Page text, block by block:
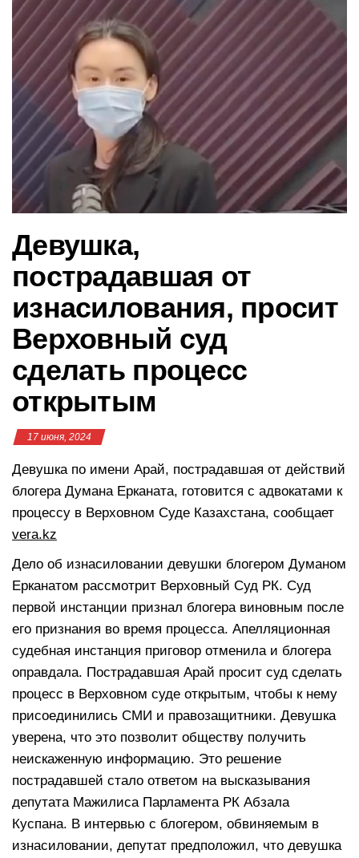
а
ц
и
ю
Девушка,
пострадавшая от
изнасилования, просит
Верховный суд
сделать процесс
открытым
17 июня, 2024
Девушка по имени Арай, пострадавшая от действий
блогера Думана Ерканата, готовится с адвокатами к
процессу в Верховном Суде Казахстана, сообщает
vera.kz
Дело об изнасиловании девушки блогером Думаном
Ерканатом рассмотрит Верховный Суд РК. Суд
первой инстанции признал блогера виновным после
его признания во время процесса. Апелляционная
судебная инстанция приговор отменила и блогера
оправдала. Пострадавшая Арай просит суд сделать
процесс в Верховном суде открытым, чтобы к нему
присоединились СМИ и правозащитники. Девушка
уверена, что это позволит обществу получить
неискаженную информацию. Это решение
пострадавшей стало ответом на высказывания
депутата Мажилиса Парламента РК Абзала
Куспана. В интервью с блогером, обвиняемым в
изнасиловании, депутат предположил, что девушка